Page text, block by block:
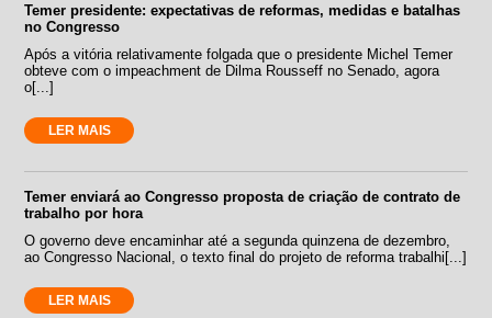
Temer presidente: expectativas de reformas, medidas e batalhas
no Congresso
Após a vitória relativamente folgada que o presidente Michel Temer
obteve com o impeachment de Dilma Rousseff no Senado, agora
o[...]
LER MAIS
Temer enviará ao Congresso proposta de criação de contrato de
trabalho por hora
O governo deve encaminhar até a segunda quinzena de dezembro,
ao Congresso Nacional, o texto final do projeto de reforma trabalhi[...]
LER MAIS